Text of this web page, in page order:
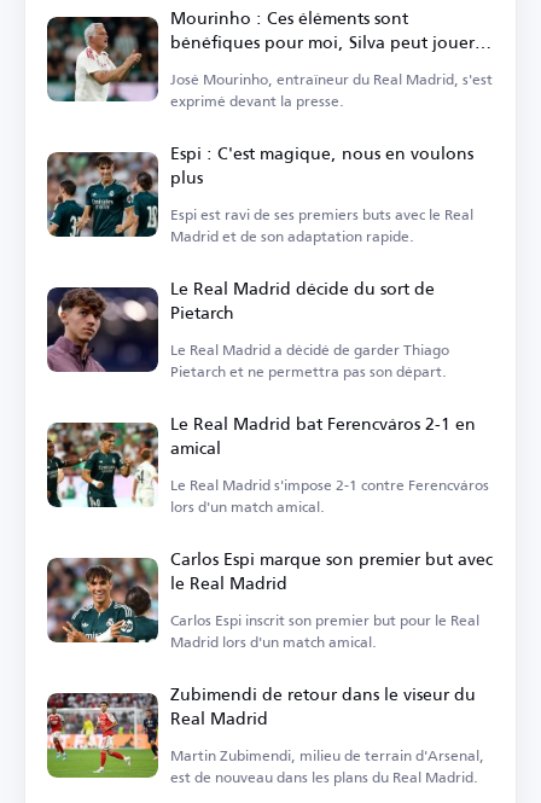
Mourinho : Ces éléments sont
bénéfiques pour moi, Silva peut jouer à
plusieurs postes
José Mourinho, entraîneur du Real Madrid, s'est
exprimé devant la presse.
Espi : C'est magique, nous en voulons
plus
Espi est ravi de ses premiers buts avec le Real
Madrid et de son adaptation rapide.
Le Real Madrid décide du sort de
Pietarch
Le Real Madrid a décidé de garder Thiago
Pietarch et ne permettra pas son départ.
Le Real Madrid bat Ferencváros 2-1 en
amical
Le Real Madrid s'impose 2-1 contre Ferencváros
lors d'un match amical.
Carlos Espi marque son premier but avec
le Real Madrid
Carlos Espi inscrit son premier but pour le Real
Madrid lors d'un match amical.
Zubimendi de retour dans le viseur du
Real Madrid
Martin Zubimendi, milieu de terrain d'Arsenal,
est de nouveau dans les plans du Real Madrid.